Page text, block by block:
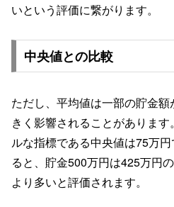
いという評価に繋がります。
中央値との比較
ただし、平均値は一部の貯金
きく影響されることがありま
ルな指標である中央値は75万
ると、貯金500万円は425万円
より多いと評価されます。